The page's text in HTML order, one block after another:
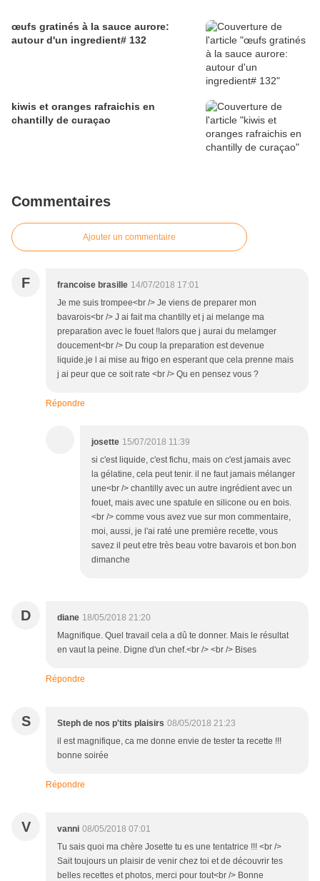
œufs gratinés à la sauce aurore:
autour d'un ingredient# 132
kiwis et oranges rafraichis en
chantilly de curaçao
Commentaires
Ajouter un commentaire
F francoise brasille 14/07/2018 17:01
Je me suis trompee<br /> Je viens de preparer mon
bavarois<br /> J ai fait ma chantilly et j ai melange ma
preparation avec le fouet !!alors que j aurai du melamger
doucement<br /> Du coup la preparation est devenue
liquide.je l ai mise au frigo en esperant que cela prenne mais
j ai peur que ce soit rate <br /> Qu en pensez vous ?
Répondre
josette 15/07/2018 11:39
si c'est liquide, c'est fichu, mais on c'est jamais avec
la gélatine, cela peut tenir. il ne faut jamais mélanger
une<br /> chantilly avec un autre ingrédient avec un
fouet, mais avec une spatule en silicone ou en bois.
<br /> comme vous avez vue sur mon commentaire,
moi, aussi, je l'ai raté une première recette, vous
savez il peut etre très beau votre bavarois et bon.bon
dimanche
D diane 18/05/2018 21:20
Magnifique. Quel travail cela a dû te donner. Mais le résultat
en vaut la peine. Digne d'un chef.<br /> <br /> Bises
Répondre
S Steph de nos p'tits plaisirs 08/05/2018 21:23
il est magnifique, ca me donne envie de tester ta recette !!!
bonne soirée
Répondre
V vanni 08/05/2018 07:01
Tu sais quoi ma chère Josette tu es une tentatrice !!! <br />
Sait toujours un plaisir de venir chez toi et de découvrir tes
belles recettes et photos, merci pour tout<br /> Bonne